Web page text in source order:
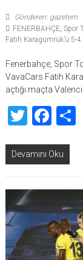
Gönderen: gazetem
FENERBAHÇE, Spor
Fatih Karagümrük’ü 5-4
Fenerbahçe, Spor
VavaCars Fatih
açtığı maçta
Twitter
Devamını Oku